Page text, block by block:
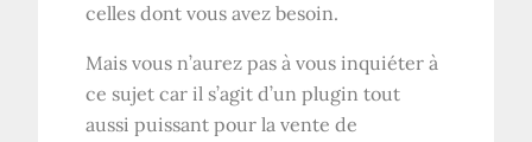
celles dont vous avez besoin.
Mais vous n’aurez pas à vous inquiéter à
ce sujet car il s’agit d’un plugin tout
aussi puissant pour la vente de